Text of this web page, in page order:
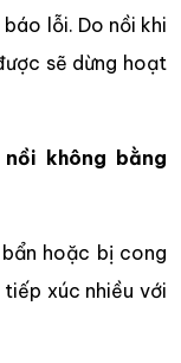
lỗi. Do nồi khi
sẽ dừng hoạt
không bằng
hoặc bị cong
xúc nhiều với